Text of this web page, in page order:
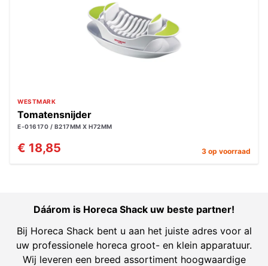
WESTMARK
Tomatensnijder
E-016170 / B217MM X H72MM
€ 18,85 3 op voorraad
Dáárom is Horeca Shack uw beste partner!
Bij Horeca Shack bent u aan het juiste adres voor al
uw professionele horeca groot- en klein apparatuur.
Wij leveren een breed assortiment hoogwaardige